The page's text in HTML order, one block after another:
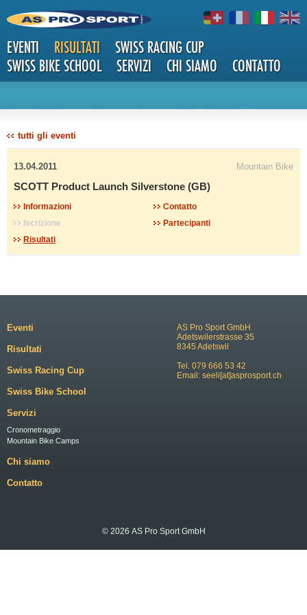
EVENTI RISULTATI
SWISS RACING CUP
SWISS BIKE SCHOOL
SERVIZI CHI SIAMO CONTATTO
DETTAG
LI
tutti gli eventi
13.04.2011 Mountain Bike
SCOTT Product Launch Silverstone (GB)
Informazioni
Contatto
Iscrizione
Partecipanti
Risultati
AS Pro Sport GmbH
Adetswilerstrasse 35
8345 Adetswil
Tel. 079 666 53 42
Email: seeli[at]asprosport.ch
Eventi
Risultati
Swiss Racing Cup
Swiss Bike School
Servizi
Cronometraggio
Mountain Bike Camps
Chi siamo
Contatto
© 2026 AS Pro Sport GmbH